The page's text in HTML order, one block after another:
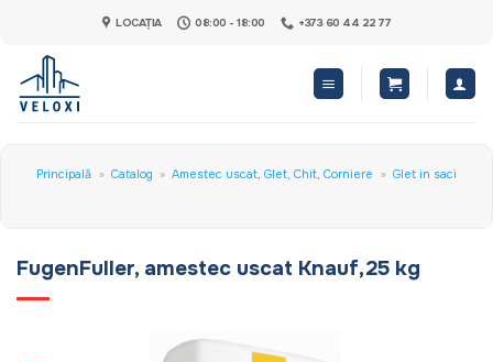
content
LOCAȚIA 08:00 - 18:00 +373 60 44 22 77
Principală » Catalog » Amestec uscat, Glet, Chit, Corniere » Glet in saci
FugenFuller, amestec uscat Knauf,25 kg